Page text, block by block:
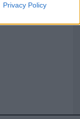
Privacy Policy